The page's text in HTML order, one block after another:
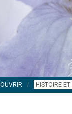
HISTOIRE ET